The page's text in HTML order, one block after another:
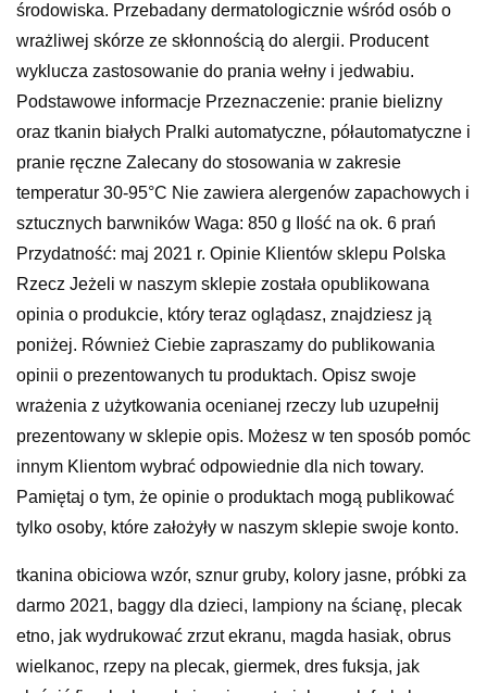
środowiska. Przebadany dermatologicznie wśród osób o
wrażliwej skórze ze skłonnością do alergii. Producent
wyklucza zastosowanie do prania wełny i jedwabiu.
Podstawowe informacje Przeznaczenie: pranie bielizny
oraz tkanin białych Pralki automatyczne, półautomatyczne i
pranie ręczne Zalecany do stosowania w zakresie
temperatur 30-95°C Nie zawiera alergenów zapachowych i
sztucznych barwników Waga: 850 g Ilość na ok. 6 prań
Przydatność: maj 2021 r. Opinie Klientów sklepu Polska
Rzecz Jeżeli w naszym sklepie została opublikowana
opinia o produkcie, który teraz oglądasz, znajdziesz ją
poniżej. Również Ciebie zapraszamy do publikowania
opinii o prezentowanych tu produktach. Opisz swoje
wrażenia z użytkowania ocenianej rzeczy lub uzupełnij
prezentowany w sklepie opis. Możesz w ten sposób pomóc
innym Klientom wybrać odpowiednie dla nich towary.
Pamiętaj o tym, że opinie o produktach mogą publikować
tylko osoby, które założyły w naszym sklepie swoje konto.
tkanina obiciowa wzór, sznur gruby, kolory jasne, próbki za
darmo 2021, baggy dla dzieci, lampiony na ścianę, plecak
etno, jak wydrukować zrzut ekranu, magda hasiak, obrus
wielkanoc, rzepy na plecak, giermek, dres fuksja, jak